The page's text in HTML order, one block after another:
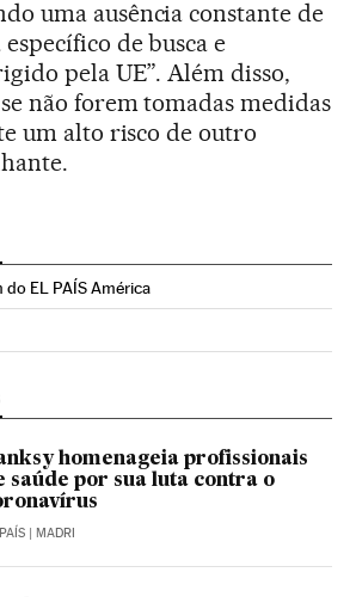
uma ausência constante de
de busca e
pela UE”. Além disso,
não forem tomadas medidas
um alto risco de outro
do EL PAÍS América
Brasil en Twitter
País Brasil en Instagram
El País Brasil en Facebook
homenageia profissionais
saúde por sua luta contra o
| MADRI